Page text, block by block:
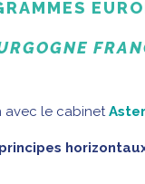
avec le cabinet
principes